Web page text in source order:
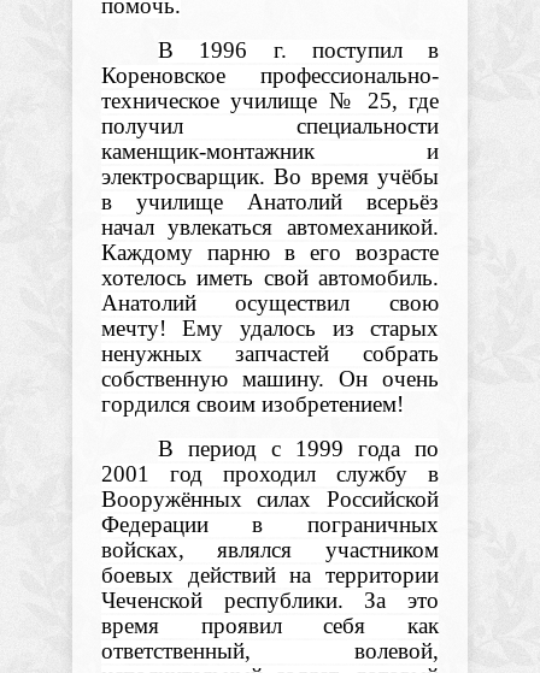
помочь.
В 1996 г. поступил в
Кореновское профессионально-
техническое училище № 25, где
получил специальности
каменщик-монтажник и
электросварщик. Во время учёбы
в училище Анатолий всерьёз
начал увлекаться автомеханикой.
Каждому парню в его возрасте
хотелось иметь свой автомобиль.
Анатолий осуществил свою
мечту! Ему удалось из старых
ненужных запчастей собрать
собственную машину. Он очень
гордился своим изобретением!
В период с 1999 года по
2001 год проходил службу в
Вооружённых силах Российской
Федерации в пограничных
войсках, являлся участником
боевых действий на территории
Чеченской республики. За это
время проявил себя как
ответственный, волевой,